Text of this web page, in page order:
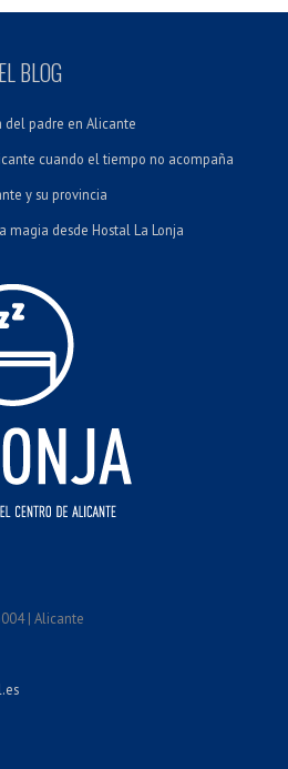
BLOG
del padre en Alicante
cuando el tiempo no acompaña
y su provincia
magia desde Hostal La Lonja
| Alicante